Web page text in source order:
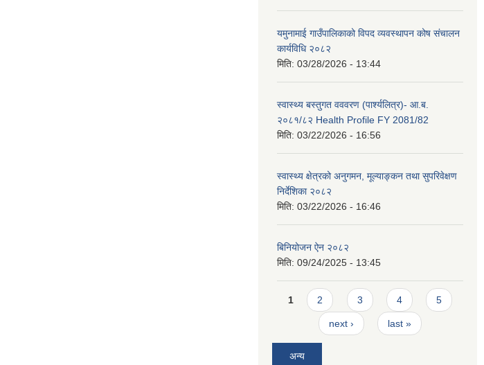
यमुनामाई गाउँपालिकाको विपद व्यवस्थापन कोष संचालन
कार्यविधि २०८२
मिति: 03/28/2026 - 13:44
स्वास्थ्य बस्तुगत वववरण (पार्श्यलित्र)- आ.ब.
२०८१/८२ Health Profile FY 2081/82
मिति: 03/22/2026 - 16:56
स्वास्थ्य क्षेत्रको अनुगमन, मूल्याङ्कन तथा सुपरिवेक्षण
निर्देशिका २०८२
मिति: 03/22/2026 - 16:46
बिनियोजन ऐन २०८२
मिति: 09/24/2025 - 13:45
Pages
1 2 3 4 5
next › last »
अन्य